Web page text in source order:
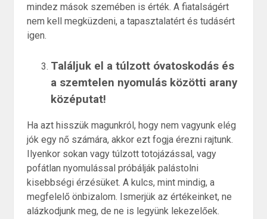
mindez mások szemében is érték. A fiatalságért
nem kell megküzdeni, a tapasztalatért és tudásért
igen.
Találjuk el a túlzott óvatoskodás és
a szemtelen nyomulás közötti arany
középutat!
Ha azt hisszük magunkról, hogy nem vagyunk elég
jók egy nő számára, akkor ezt fogja érezni rajtunk.
Ilyenkor sokan vagy túlzott totojázással, vagy
pofátlan nyomulással próbálják palástolni
kisebbségi érzésüket. A kulcs, mint mindig, a
megfelelő önbizalom. Ismerjük az értékeinket, ne
alázkodjunk meg, de ne is legyünk lekezelőek.